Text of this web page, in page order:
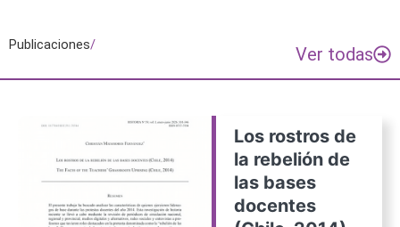
Publicaciones/ Ver todas
Los rostros de
la rebelión de
las bases
docentes